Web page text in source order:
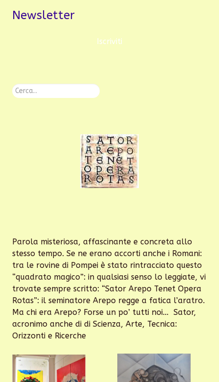
Newsletter
Iscriviti
Cerca...
Parola misteriosa, affascinante e concreta allo
stesso tempo. Se ne erano accorti anche i Romani:
tra le rovine di Pompei è stato rintracciato questo
“quadrato magico”: in qualsiasi senso lo leggiate, vi
trovate sempre scritto: “Sator Arepo Tenet Opera
Rotas”: il seminatore Arepo regge a fatica l’aratro.
Ma chi era Arepo? Forse un po’ tutti noi… Sator,
acronimo anche di di Scienza, Arte, Tecnica:
Orizzonti e Ricerche